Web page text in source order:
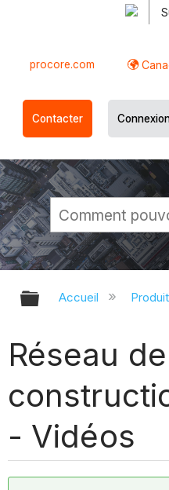
procore.com
Contacter
Développer/
Accueil
Réseau de
- Vidéos